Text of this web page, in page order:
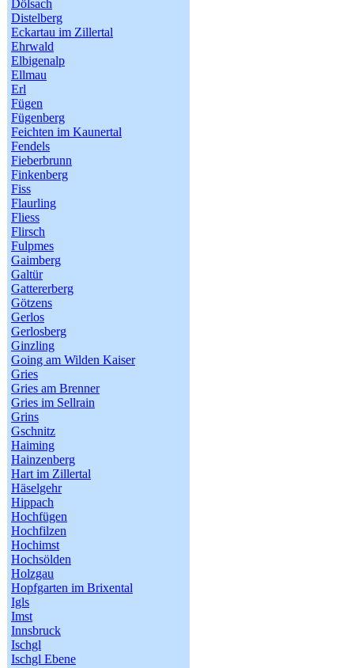
Dölsach
Distelberg
Eckartau im Zillertal
Ehrwald
Elbigenalp
Ellmau
Erl
Fügen
Fügenberg
Feichten im Kaunertal
Fendels
Fieberbrunn
Finkenberg
Fiss
Flaurling
Fliess
Flirsch
Fulpmes
Gaimberg
Galtür
Gattererberg
Götzens
Gerlos
Gerlosberg
Ginzling
Going am Wilden Kaiser
Gries
Gries am Brenner
Gries im Sellrain
Grins
Gschnitz
Haiming
Hainzenberg
Hart im Zillertal
Häselgehr
Hippach
Hochfügen
Hochfilzen
Hochimst
Hochsölden
Holzgau
Hopfgarten im Brixental
Igls
Imst
Innsbruck
Ischgl
Ischgl Ebene